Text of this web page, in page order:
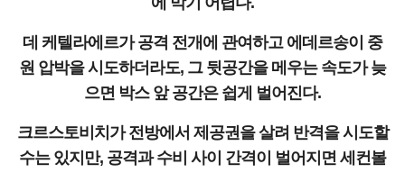
데 케텔라에르가 공격 전개에 관여하고 에데르송이 중
원 압박을 시도하더라도, 그 뒷공간을 메우는 속도가 늦
으면 박스 앞 공간은 쉽게 벌어진다.
크르스토비치가 전방에서 제공권을 살려 반격을 시도할
수는 있지만, 공격과 수비 사이 간격이 벌어지면 세컨볼